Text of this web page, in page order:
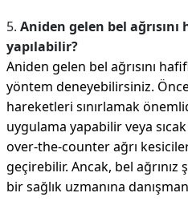
5. Aniden gelen bel
yapılabilir?
Aniden gelen bel ağrısını
yöntem deneyebilirsiniz.
hareketleri sınırlamak
uygulama yapabilir veya
over-the-counter ağrı
geçirebilir. Ancak, bel
bir sağlık uzmanına